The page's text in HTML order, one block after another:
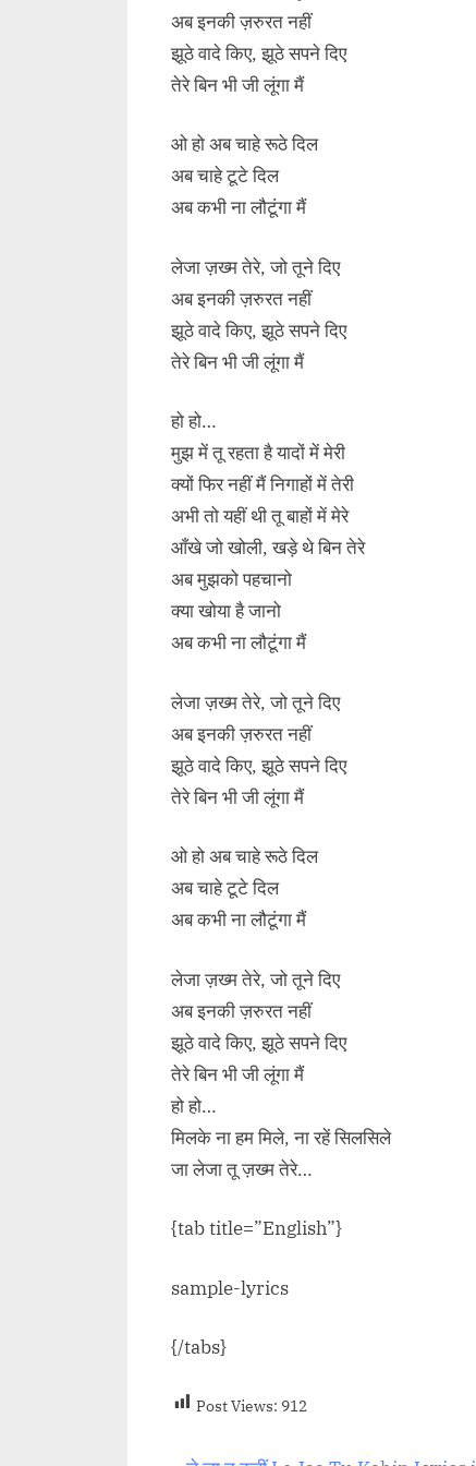
अब इनकी ज़रुरत नहीं
झूठे वादे किए, झूठे सपने दिए
तेरे बिन भी जी लूंगा मैं
ओ हो अब चाहे रूठे दिल
अब चाहे टूटे दिल
अब कभी ना लौटूंगा मैं
लेजा ज़ख्म तेरे, जो तूने दिए
अब इनकी ज़रुरत नहीं
झूठे वादे किए, झूठे सपने दिए
तेरे बिन भी जी लूंगा मैं
हो हो…
मुझ में तू रहता है यादों में मेरी
क्यों फिर नहीं मैं निगाहों में तेरी
अभी तो यहीं थी तू बाहों में मेरे
आँखे जो खोली, खड़े थे बिन तेरे
अब मुझको पहचानो
क्या खोया है जानो
अब कभी ना लौटूंगा मैं
लेजा ज़ख्म तेरे, जो तूने दिए
अब इनकी ज़रुरत नहीं
झूठे वादे किए, झूठे सपने दिए
तेरे बिन भी जी लूंगा मैं
ओ हो अब चाहे रूठे दिल
अब चाहे टूटे दिल
अब कभी ना लौटूंगा मैं
लेजा ज़ख्म तेरे, जो तूने दिए
अब इनकी ज़रुरत नहीं
झूठे वादे किए, झूठे सपने दिए
तेरे बिन भी जी लूंगा मैं
हो हो…
मिलके ना हम मिले, ना रहें सिलसिले
जा लेजा तू ज़ख्म तेरे…
{tab title=”English”}
sample-lyrics
{/tabs}
Post Views: 912